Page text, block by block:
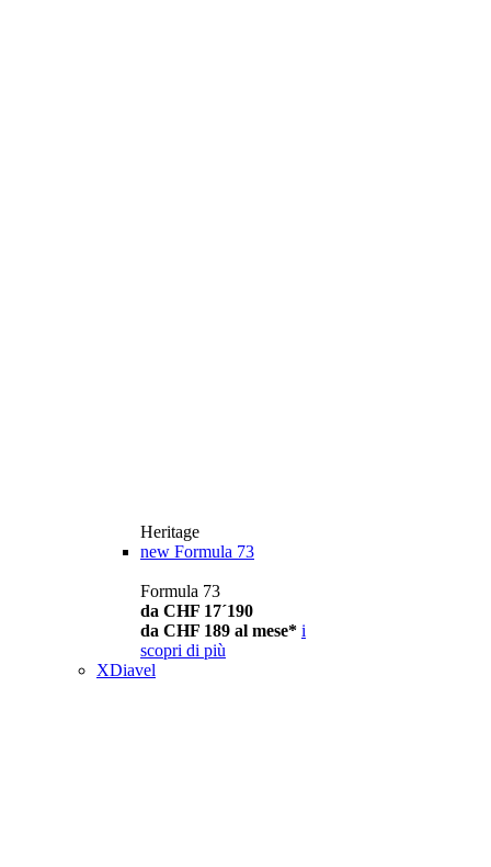
Heritage
new Formula 73
Formula 73
da CHF 17´190
da CHF 189 al mese* i
scopri di più
XDiavel